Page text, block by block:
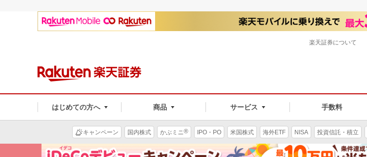
はじめての方へ 商品 サービス 手数料
楽天証券について
キャンペーン 国内株式 かぶミニ® IPO・PO 米国株式 海外ETF NISA 投資信託・積立